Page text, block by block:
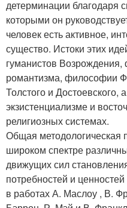
детерминации благодаря
которыми он
человек есть активное,
существо. Истоки этих
гуманистов
романтизма, философии
Толстого и Достоевского,
экзистенциализме и
религиозных системах.
Общая методологическая
широком спектре
движущих сил
потребностей и
в работах А. Маслоу , В.